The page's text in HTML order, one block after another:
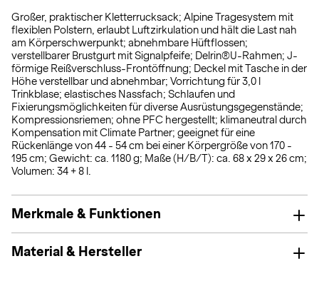
Großer, praktischer Kletterrucksack; Alpine Tragesystem mit
flexiblen Polstern, erlaubt Luftzirkulation und hält die Last nah
am Körperschwerpunkt; abnehmbare Hüftflossen;
verstellbarer Brustgurt mit Signalpfeife; Delrin®U-Rahmen; J-
förmige Reißverschluss-Frontöffnung; Deckel mit Tasche in der
Höhe verstellbar und abnehmbar; Vorrichtung für 3,0 l
Trinkblase; elastisches Nassfach; Schlaufen und
Fixierungsmöglichkeiten für diverse Ausrüstungsgegenstände;
Kompressionsriemen; ohne PFC hergestellt; klimaneutral durch
Kompensation mit Climate Partner; geeignet für eine
Rückenlänge von 44 - 54 cm bei einer Körpergröße von 170 -
195 cm; Gewicht: ca. 1180 g; Maße (H/B/T): ca. 68 x 29 x 26 cm;
Volumen: 34 + 8 l.
Merkmale & Funktionen
Material & Hersteller